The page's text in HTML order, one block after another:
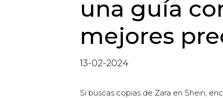
una guía
mejores
13-02-2024
Si buscas copias de Zara en Shein,